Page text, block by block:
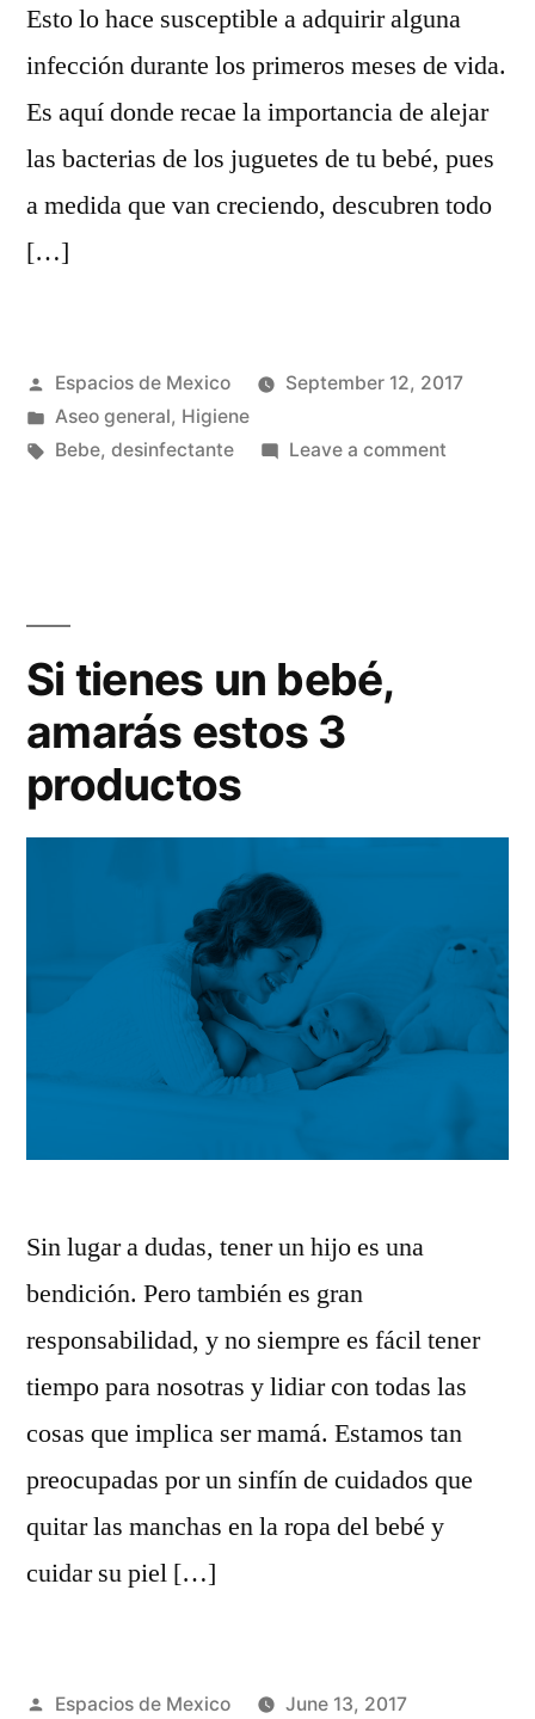
Esto lo hace susceptible a adquirir alguna
infección durante los primeros meses de vida.
Es aquí donde recae la importancia de alejar
las bacterias de los juguetes de tu bebé, pues
a medida que van creciendo, descubren todo
[…]
Posted
by
Espacios de Mexico
September 12, 2017
Posted
in
Aseo general, Higiene
Tags:
Bebe, desinfectante Leave a commenton
Si tienes un bebé,
amarás estos 3
productos
Sin lugar a dudas, tener un hijo es una
bendición. Pero también es gran
responsabilidad, y no siempre es fácil tener
tiempo para nosotras y lidiar con todas las
cosas que implica ser mamá. Estamos tan
preocupadas por un sinfín de cuidados que
quitar las manchas en la ropa del bebé y
cuidar su piel […]
Posted
Espacios de Mexico June 13, 2017